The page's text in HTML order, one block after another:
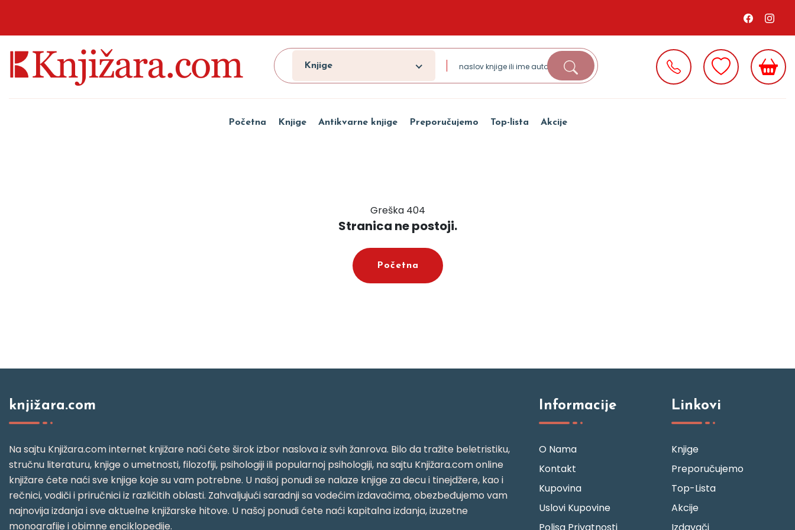
Knjige
Početna Knjige Antikvarne knjige Preporučujemo Top-lista Akcije
Greška 404
Stranica ne postoji.
Početna
knjižara.com
Na sajtu Knjižara.com internet knjižare naći ćete širok izbor naslova iz svih žanrova. Bilo da tražite beletristiku,
stručnu literaturu, knjige o umetnosti, filozofiji, psihologiji ili popularnoj psihologiji, na sajtu Knjižara.com online
knjižare ćete naći sve knjige koje su vam potrebne. U našoj ponudi se nalaze knjige za decu i tinejdžere, kao i
rečnici, vodiči i priručnici iz različitih oblasti. Zahvaljujući saradnji sa vodećim izdavačima, obezbeđujemo vam
najnovija izdanja i sve aktuelne knjižarske hitove. U našoj ponudi ćete naći kapitalna izdanja, izuzetne
monografije i obimne enciklopedije.
Informacije
O Nama
Kontakt
Kupovina
Uslovi Kupovine
Linkovi
Knjige
Preporučujemo
Top-Lista
Akcije